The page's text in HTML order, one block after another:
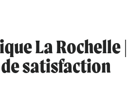
La Rochelle |
satisfaction